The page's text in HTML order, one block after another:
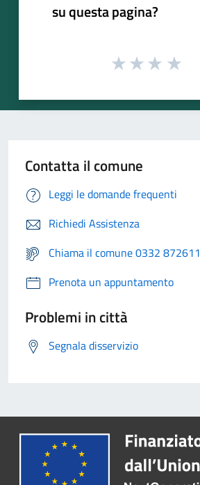
su questa pagina?
Contatta il comune
Leggi le domande frequenti
Richiedi Assistenza
Chiama il comune 0332 872611
Prenota un appuntamento
Problemi in città
Segnala disservizio